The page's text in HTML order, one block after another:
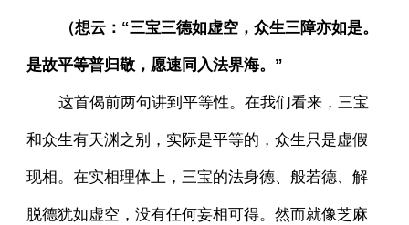
（想云：“三宝三德如虚空，众生三障亦如是。
是故平等普归敬，愿速同入法界海。”
这首偈前两句讲到平等性。在我们看来，三宝
和众生有天渊之别，实际是平等的，众生只是虚假
现相。在实相理体上，三宝的法身德、般若德、解
脱德犹如虚空，没有任何妄相可得。然而就像芝麻